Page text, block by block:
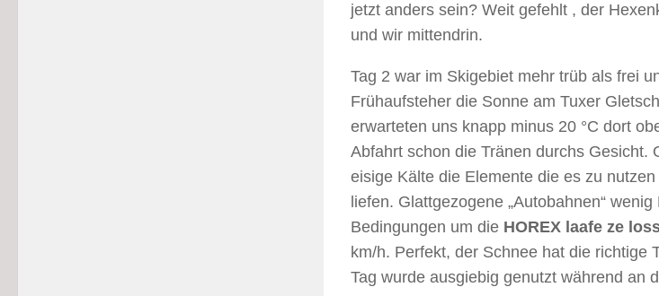
jetzt anders sein? Weit gefehlt , der
und wir mittendrin.
Tag 2 war im Skigebiet mehr trüb als frei
Frühaufsteher die Sonne am Tuxer
erwarteten uns knapp minus 20 °C dort
Abfahrt schon die Tränen durchs Gesicht.
eisige Kälte die Elemente die es zu
liefen. Glattgezogene „Autobahnen“
Bedingungen um die HOREX laafe ze
km/h. Perfekt, der Schnee hat die richtige
Tag wurde ausgiebig genutzt während an